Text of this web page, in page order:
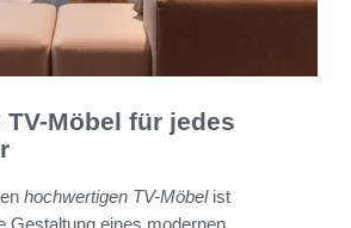
Möbel für jedes
hochwertigen TV-Möbelist
Gestaltung eines modernen